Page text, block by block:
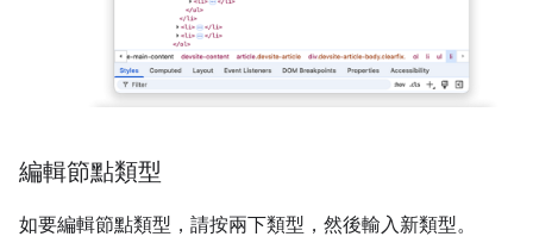
編輯節點類型
如要編輯節點類型，請按兩下類型，然後輸入新類型。